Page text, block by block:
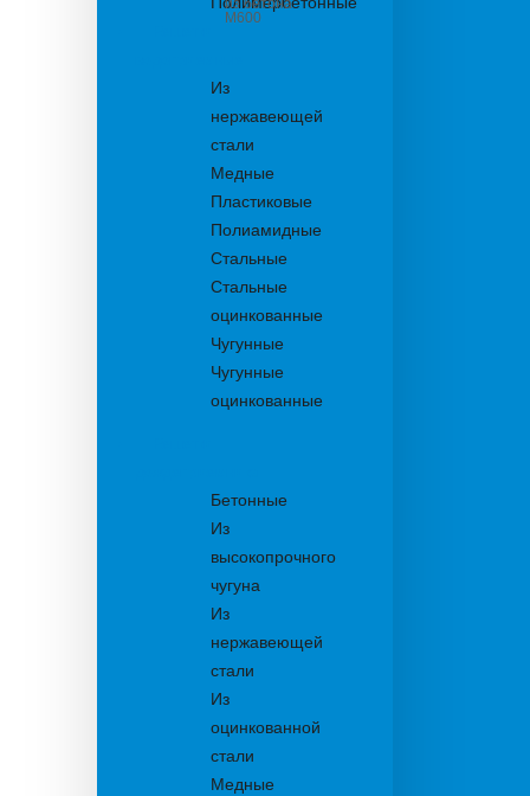
из бетона
М600
Из
нержавеющей
стали
Медные
Пластиковые
Полиамидные
Стальные
Стальные
оцинкованные
Чугунные
Чугунные
оцинкованные
Бетонные
Из
высокопрочного
чугуна
Из
нержавеющей
стали
Из
оцинкованной
стали
Медные